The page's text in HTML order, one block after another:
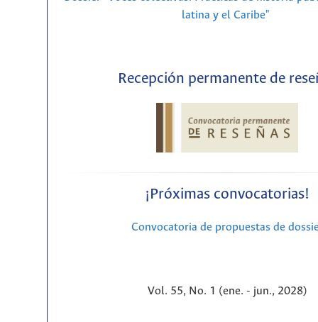
latina y el Caribe"
Recepción permanente de
¡Próximas convocatorias!
Convocatoria de propuestas de
Vol. 55, No. 1 (ene. - jun., 2028)